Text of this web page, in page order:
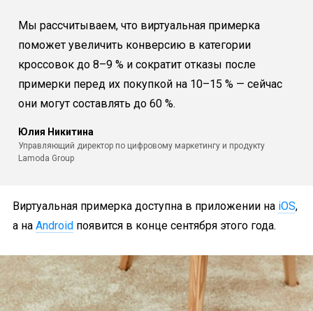
Мы рассчитываем, что виртуальная примерка
поможет увеличить конверсию в категории
кроссовок до 8–9 % и сократит отказы после
примерки перед их покупкой на 10–15 % — сейчас
они могут составлять до 60 %.
Юлия Никитина
Управляющий директор по цифровому маркетингу и продукту
Lamoda Group
Виртуальная примерка доступна в приложении на iOS,
а на Android появится в конце сентября этого года.